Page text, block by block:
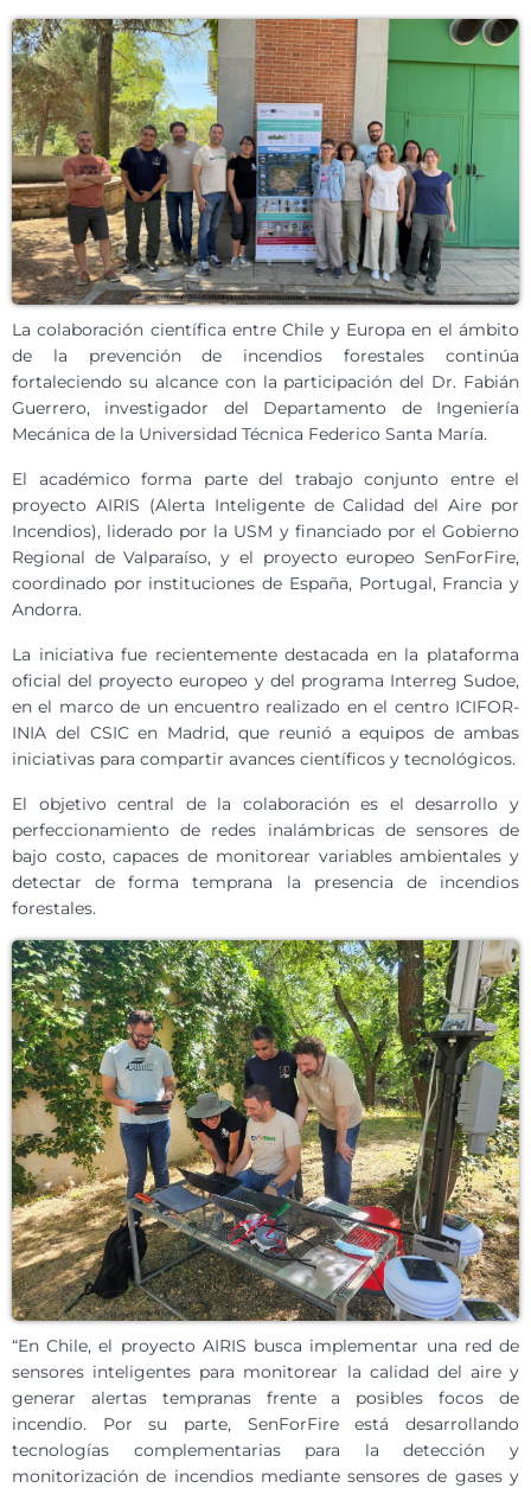
La colaboración científica entre Chile y Europa en el ámbito
de la prevención de incendios forestales continúa
fortaleciendo su alcance con la participación del Dr. Fabián
Guerrero, investigador del Departamento de Ingeniería
Mecánica de la Universidad Técnica Federico Santa María.
El académico forma parte del trabajo conjunto entre el
proyecto AIRIS (Alerta Inteligente de Calidad del Aire por
Incendios), liderado por la USM y financiado por el Gobierno
Regional de Valparaíso, y el proyecto europeo SenForFire,
coordinado por instituciones de España, Portugal, Francia y
Andorra.
La iniciativa fue recientemente destacada en la plataforma
oficial del proyecto europeo y del programa Interreg Sudoe,
en el marco de un encuentro realizado en el centro ICIFOR-
INIA del CSIC en Madrid, que reunió a equipos de ambas
iniciativas para compartir avances científicos y tecnológicos.
El objetivo central de la colaboración es el desarrollo y
perfeccionamiento de redes inalámbricas de sensores de
bajo costo, capaces de monitorear variables ambientales y
detectar de forma temprana la presencia de incendios
forestales.
“En Chile, el proyecto AIRIS busca implementar una red de
sensores inteligentes para monitorear la calidad del aire y
generar alertas tempranas frente a posibles focos de
incendio. Por su parte, SenForFire está desarrollando
tecnologías complementarias para la detección y
monitorización de incendios mediante sensores de gases y